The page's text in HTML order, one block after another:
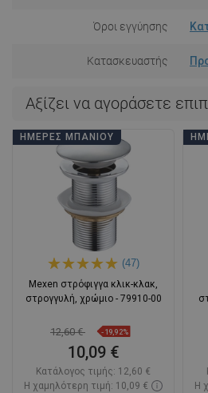
Όροι εγγύησης
Κατασκευαστής
Αξίζει να αγοράσετε
ΗΜΈΡΕΣ ΜΠΆΝΙΟΥ
(47)
Mexen στρόφιγγα κλικ-κλακ,
στρογγυλή, χρώμιο - 79910-00
12,60 € -19,92%
10,09 €
Κατάλογος τιμής: 12,60 €
Η χαμηλότερη τιμή: 10,09 €
Η